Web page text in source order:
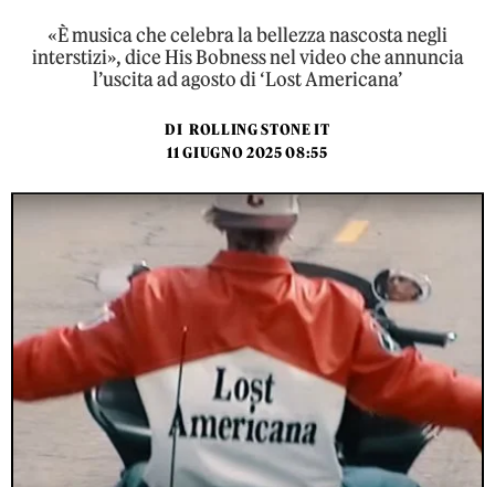
«È musica che celebra la bellezza nascosta negli
interstizi», dice His Bobness nel video che annuncia
l’uscita ad agosto di ‘Lost Americana’
DI ROLLING STONE IT
11 GIUGNO 2025 08:55